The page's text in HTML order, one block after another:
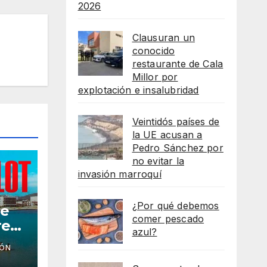
2026
Clausuran un
conocido
restaurante de Cala
Millor por
explotación e insalubridad
Veintidós países de
la UE acusan a
Pedro Sánchez por
no evitar la
invasión marroquí
¿Por qué debemos
comer pescado
azul?